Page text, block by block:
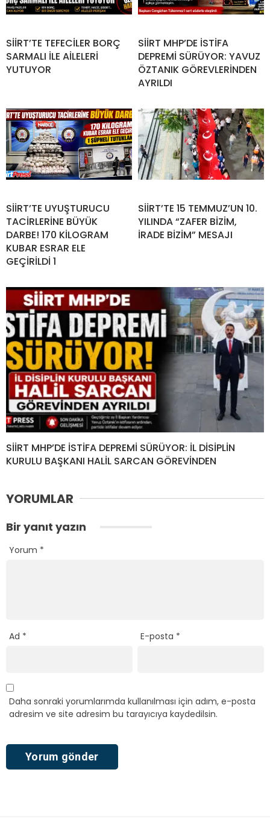
SİİRT’TE TEFECİLER BORÇ
SARMALI İLE AİLELERİ
YUTUYOR
SİİRT MHP’DE İSTİFA
DEPREMİ SÜRÜYOR: YAVUZ
ÖZTANIK GÖREVLERİNDEN
AYRILDI
SİİRT’TE UYUŞTURUCU
TACİRLERİNE BÜYÜK
DARBE! 170 KİLOGRAM
KUBAR ESRAR ELE
GEÇİRİLDİ 1
SİİRT’TE 15 TEMMUZ’UN 10.
YILINDA “ZAFER BİZİM,
İRADE BİZİM” MESAJI
SİİRT MHP’DE İSTİFA DEPREMİ SÜRÜYOR: İL DİSİPLİN
KURULU BAŞKANI HALİL SARCAN GÖREVİNDEN
YORUMLAR
Bir yanıt yazın
Yorum *
Ad * E-posta *
Daha sonraki yorumlarımda kullanılması için adım, e-posta
adresim ve site adresim bu tarayıcıya kaydedilsin.